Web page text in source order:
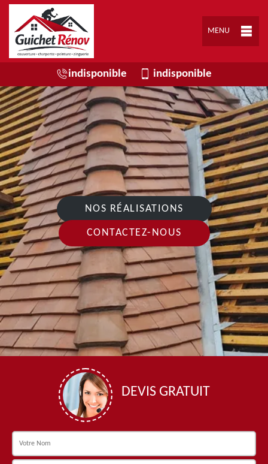
MENU
indisponible indisponible
NOS RÉALISATIONS
CONTACTEZ-NOUS
DEVIS GRATUIT